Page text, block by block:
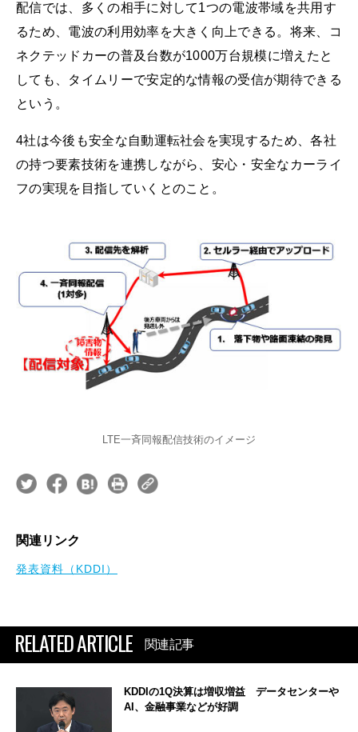
配信では、多くの相手に対して1つの電波帯域を共用す
るため、電波の利用効率を大きく向上できる。将来、コ
ネクテッドカーの普及台数が1000万台規模に増えたと
しても、タイムリーで安定的な情報の受信が期待できる
という。
4社は今後も安全な自動運転社会を実現するため、各社
の持つ要素技術を連携しながら、安心・安全なカーライ
フの実現を目指していくとのこと。
LTE一斉同報配信技術のイメージ
関連リンク
発表資料（KDDI）
RELATED ARTICLE 関連記事
KDDIの1Q決算は増収増益 データセンターや
AI、金融事業などが好調